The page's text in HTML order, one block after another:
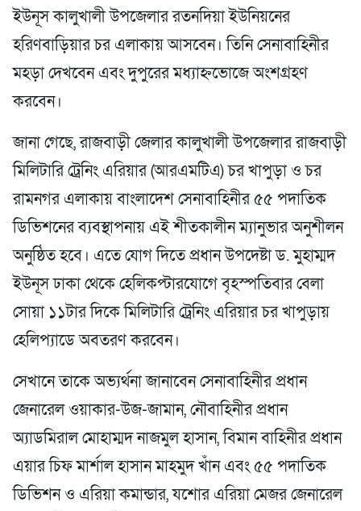
ইউনূস কালুখালী উপজেলার রতনদিয়া ইউনিয়নের
হরিণবাড়িয়ার চর এলাকায় আসবেন। তিনি সেনাবাহিনীর
মহড়া দেখবেন এবং দুপুরের মধ্যাহ্নভোজে অংশগ্রহণ
করবেন।
জানা গেছে, রাজবাড়ী জেলার কালুখালী উপজেলার রাজবাড়ী
মিলিটারি ট্রেনিং এরিয়ার (আরএমটিএ) চর খাপুড়া ও চর
রামনগর এলাকায় বাংলাদেশ সেনাবাহিনীর ৫৫ পদাতিক
ডিভিশনের ব্যবস্থাপনায় এই শীতকালীন ম্যানুভার অনুশীলন
অনুষ্ঠিত হবে। এতে যোগ দিতে প্রধান উপদেষ্টা ড. মুহাম্মদ
ইউনূস ঢাকা থেকে হেলিকপ্টারযোগে বৃহস্পতিবার বেলা
সোয়া ১১টার দিকে মিলিটারি ট্রেনিং এরিয়ার চর খাপুড়ায়
হেলিপ্যাডে অবতরণ করবেন।
সেখানে তাকে অভ্যর্থনা জানাবেন সেনাবাহিনীর প্রধান
জেনারেল ওয়াকার-উজ-জামান, নৌবাহিনীর প্রধান
অ্যাডমিরাল মোহাম্মদ নাজমুল হাসান, বিমান বাহিনীর প্রধান
এয়ার চিফ মার্শাল হাসান মাহমুদ খাঁন এবং ৫৫ পদাতিক
ডিভিশন ও এরিয়া কমান্ডার, যশোর এরিয়া মেজর জেনারেল